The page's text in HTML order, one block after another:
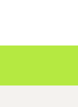
nach oben/